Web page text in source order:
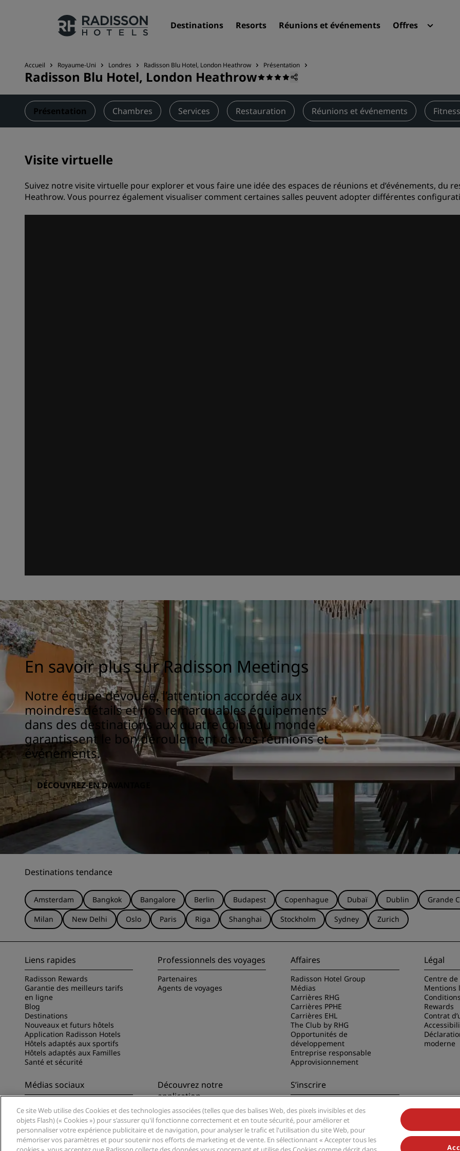
Destinations Resorts Réunions et événements Offres
Nos enseignes
Marques Radisson Hotels
Destinations
Resorts
Réunions et événements
Découvrez Radisson
Accueil Royaume-Uni Londres Radisson Blu Hotel, London Heathrow Présentation
Radisson Blu Hotel, London Heathrow
Présentation Chambres Services Restauration Réunions et événements Fitness
Visite virtuelle
Suivez notre visite virtuelle pour explorer et vous faire une idée des espaces de réunions et d’événements, du
Heathrow. Vous pourrez également visualiser comment certaines salles peuvent adopter différentes
En savoir plus sur Radisson Meetings
Notre équipe dévouée, l’attention accordée aux
moindres détails et nos remarquables équipements
dans des destinations aux quatre coins du monde
garantissent le bon déroulement de vos réunions et
événements.
DÉCOUVREZ-EN DAVANTAGE
Destinations tendance
Amsterdam Bangkok Bangalore Berlin Budapest Copenhague Dubaï Dublin Grande
Milan
New Delhi Oslo Paris Riga Shanghai Stockholm Sydney Zurich
Liens rapides
Radisson Rewards
Garantie des meilleurs tarifs
en ligne
Blog
Destinations
Nouveaux et futurs hôtels
Application Radisson Hotels
Hôtels adaptés aux sportifs
Hôtels adaptés aux Familles
Santé et sécurité
Professionnels des voyages
Partenaires
Agents de voyages
Affaires
Radisson Hotel Group
Médias
Carrières RHG
Carrières PPHE
Carrières EHL
The Club by RHG
Opportunités de
développement
Entreprise responsable
Approvisionnement
Légal
Centre
Mentions
Rewards
Contrat
moderne
Médias sociaux
Découvrez notre
application
Découvrez l’appli Radisson Hotels
S’inscrire
offres les plus populaires
Ce site Web utilise des Cookies et des technologies associées (telles que des balises Web, des pixels invisibles et des
objets Flash) (« Cookies ») pour s'assurer qu'il fonctionne correctement et en toute sécurité, pour améliorer et
personnaliser votre expérience publicitaire et de navigation, pour analyser le trafic et l'utilisation du site Web, pour
mémoriser vos paramètres et pour soutenir nos efforts de marketing et de vente. En sélectionnant « Accepter tous les